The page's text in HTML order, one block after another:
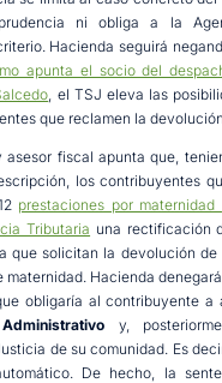
ni obliga a la
Hacienda seguirá
apunta el socio del
, el TSJ eleva las
que reclamen la devolución.
asesor fiscal apunta que,
los contribuyentes
prestaciones por maternidad
Tributaria una rectificación
que solicitan la devolución
maternidad. Hacienda
obligaría al contribuyente
y,
de su comunidad. Es
De hecho, la